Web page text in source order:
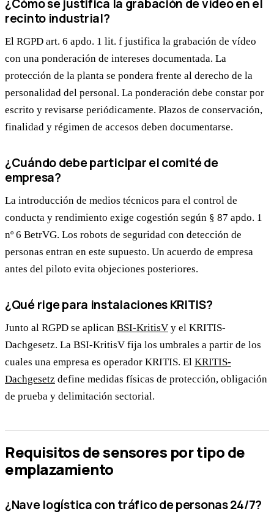
¿Cómo se justifica la grabación de vídeo en el
recinto industrial?
El RGPD art. 6 apdo. 1 lit. f justifica la grabación de vídeo
con una ponderación de intereses documentada. La
protección de la planta se pondera frente al derecho de la
personalidad del personal. La ponderación debe constar por
escrito y revisarse periódicamente. Plazos de conservación,
finalidad y régimen de accesos deben documentarse.
¿Cuándo debe participar el comité de
empresa?
La introducción de medios técnicos para el control de
conducta y rendimiento exige cogestión según § 87 apdo. 1
nº 6 BetrVG. Los robots de seguridad con detección de
personas entran en este supuesto. Un acuerdo de empresa
antes del piloto evita objeciones posteriores.
¿Qué rige para instalaciones KRITIS?
Junto al RGPD se aplican BSI-KritisV y el KRITIS-
Dachgesetz. La BSI-KritisV fija los umbrales a partir de los
cuales una empresa es operador KRITIS. El KRITIS-
Dachgesetz define medidas físicas de protección, obligación
de prueba y delimitación sectorial.
Requisitos de sensores por tipo de
emplazamiento
¿Nave logística con tráfico de personas 24/7?